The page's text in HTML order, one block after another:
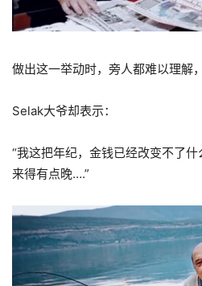
做出这一举动时，旁人都难以理解，
Selak大爷却表示：
“我这把年纪，金钱已经改变不了什
来得有点晚….”